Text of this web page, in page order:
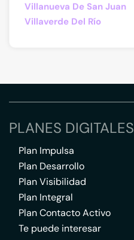
Villanueva De San Juan
Villaverde Del Río
PLANES DIGITALES
Plan Impulsa
Plan Desarrollo
Plan Visibilidad
Plan Integral
Plan Contacto Activo
Te puede interesar